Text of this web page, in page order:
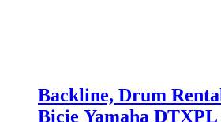
Backline, Drum
Bicie Yamaha